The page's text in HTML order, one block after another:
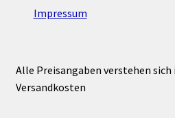
Impressum
Alle Preisangaben verstehen sich
Versandkosten